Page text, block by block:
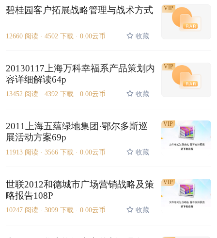
碧桂园客户拓展战略管理与战术方式
12660 阅读 · 4502 下载 · 0.00云币 收藏
VIP
20130117上海万科幸福系产品策划内
容详细解读64p
13452 阅读 · 4392 下载 · 0.00云币 收藏
VIP
2011上海五蕴绿地集团·鄂尔多斯巡
展活动方案69p
11913 阅读 · 3566 下载 · 0.00云币 收藏
VIP
世联2012和德城市广场营销战略及策
略报告108P
10247 阅读 · 3099 下载 · 0.00云币 收藏
VIP